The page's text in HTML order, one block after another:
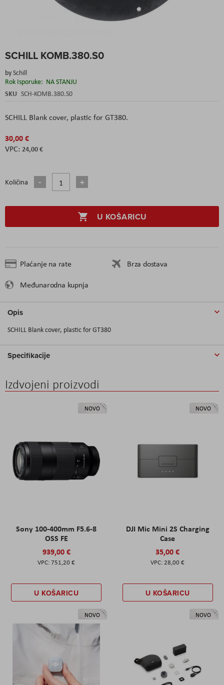
SCHILL KOMB.380.S0
bySchill
Rok Isporuke: NA STANJU
SKU SCH-KOMB.380.S0
SCHILL Blank cover, plastic for GT380.
30,00 €
24,00 €
Količina
U KOŠARICU
Plaćanje na rate
Brza dostava
Međunarodna kupnja
to
beginning
of
the
Opis
SCHILL Blank cover, plastic for GT380
Specifikacije
Izdvojeni proizvodi
NOVO
Sony 100-400mm F5.6-8
OSS FE
939,00 €
751,20 €
U KOŠARICU
NOVO
DJI Mic Mini 2S Charging
Case
35,00 €
28,00 €
U KOŠARICU
NOVO NOVO